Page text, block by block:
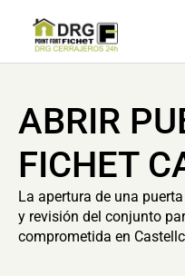
ABRIR
FICHET
La apertura de una
y revisión del conjunto
comprometida en